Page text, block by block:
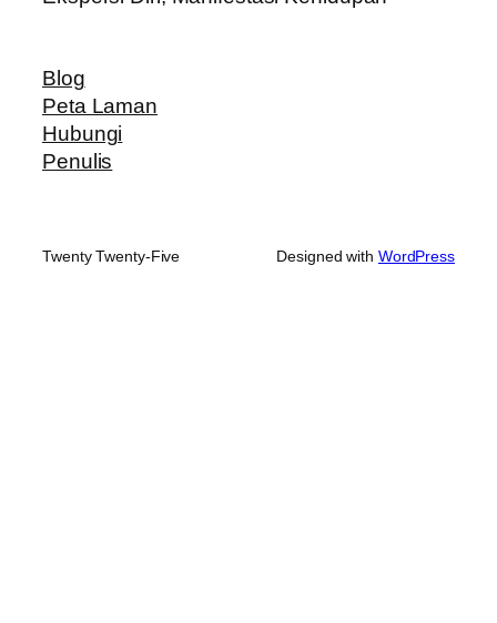
Blog
Peta Laman
Hubungi
Penulis
Twenty Twenty-Five Designed with WordPress